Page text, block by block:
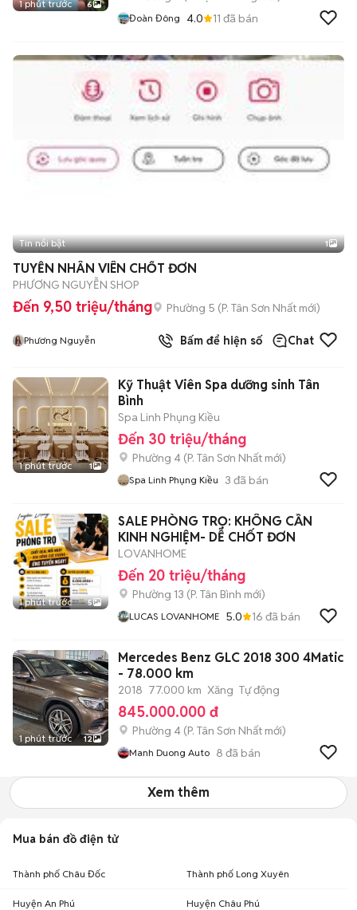
1 phút trước 6
Đoàn Đông 4.0 11 đã bán
Tin nổi bật 1
TUYỄN NHÂN VIÊN CHỐT ĐƠN
PHƯƠNG NGUYỄN SHOP
Đến 9,50 triệu/tháng Phường 5 (P. Tân Sơn Nhất mới)
Phương Nguyễn Bấm để hiện số Chat
1 phút trước 1
Kỹ Thuật Viên Spa dưỡng sinh Tân
Bình
Spa Linh Phụng Kiều
Đến 30 triệu/tháng
Phường 4 (P. Tân Sơn Nhất mới)
Spa Linh Phụng Kiều 3 đã bán
1 phút trước 5
SALE PHÒNG TRỌ: KHÔNG CẦN
KINH NGHIỆM- DỄ CHỐT ĐƠN
LOVANHOME
Đến 20 triệu/tháng
Phường 13 (P. Tân Bình mới)
LUCAS LOVANHOME 5.0 16 đã bán
1 phút trước 12
Mercedes Benz GLC 2018 300 4Matic
- 78.000 km
2018 77.000 km Xăng Tự động
845.000.000 đ
Phường 4 (P. Tân Sơn Nhất mới)
Manh Duong Auto 8 đã bán
Xem thêm
Mua bán đồ điện tử
Thành phố Châu Đốc Thành phố Long Xuyên
Huyện An Phú Huyện Châu Phú